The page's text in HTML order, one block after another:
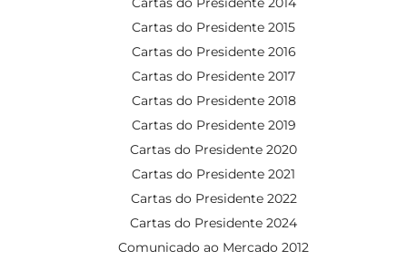
Cartas do Presidente 2015
Cartas do Presidente 2016
Cartas do Presidente 2017
Cartas do Presidente 2018
Cartas do Presidente 2019
Cartas do Presidente 2020
Cartas do Presidente 2021
Cartas do Presidente 2022
Cartas do Presidente 2024
Comunicado ao Mercado 2012